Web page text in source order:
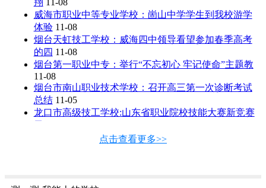
威海市职业中等专业学校：崮山中学学生到我校游学
体验 11-08
烟台天虹技工学校：威海四中领导看望参加春季高考
的四 11-08
烟台第一职业中专：举行“不忘初心 牢记使命”主题教
11-08
烟台市南山职业技术学校：召开高三第一次诊断考试
总结 11-05
龙口市高级技工学校:山东省职业院校技能大赛新竞赛
山东蓝翔技师学院：湘西州人社局领导看望对口扶贫
点击查看更多>>